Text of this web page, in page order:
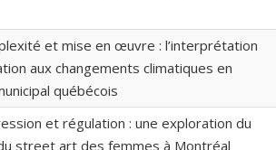
et mise en œuvre : l’interprétation
aux changements climatiques en
québécois
et régulation : une exploration du
street art des femmes à Montréal